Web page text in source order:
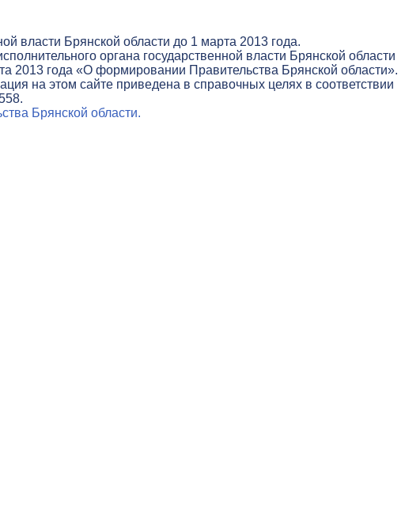
власти Брянской области до 1 марта 2013 года.
органа государственной власти Брянской области
2013 года «О формировании Правительства Брянской области».
на этом сайте приведена в справочных целях в соответствии
Брянской области.